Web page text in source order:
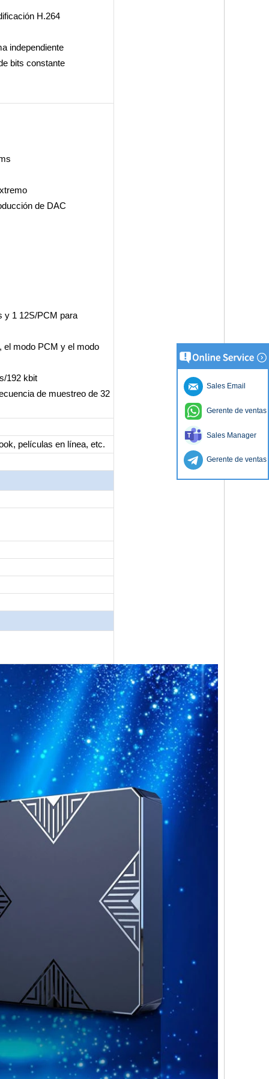
H.264
independiente
bits constante
de DAC
y 1 12S/PCM para
el modo PCM y el modo
192 kbit
de muestreo de 32
películas en línea, etc.
Sales Email
Gerente de ventas
Sales Manager
Gerente de ventas